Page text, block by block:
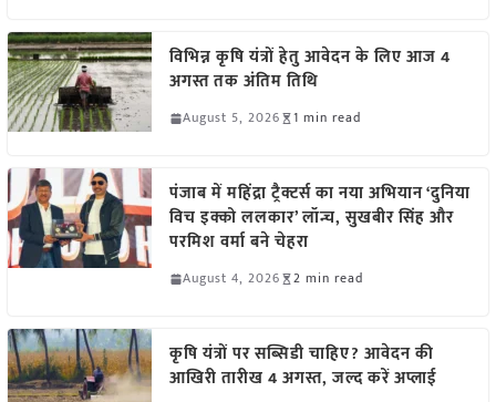
विभिन्न कृषि यंत्रों हेतु आवेदन के लिए आज 4
अगस्त तक अंतिम तिथि
August 5, 2026 1 min read
पंजाब में महिंद्रा ट्रैक्टर्स का नया अभियान ‘दुनिया
विच इक्को ललकार’ लॉन्च, सुखबीर सिंह और
परमिश वर्मा बने चेहरा
August 4, 2026 2 min read
कृषि यंत्रों पर सब्सिडी चाहिए? आवेदन की
आखिरी तारीख 4 अगस्त, जल्द करें अप्लाई